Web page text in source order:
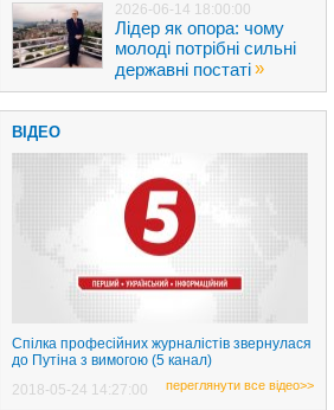
2026-06-14 18:00:00
Лідер як опора: чому
молоді потрібні сильні
державні постаті»
ВІДЕО
Спілка професійних журналістів звернулася
до Путіна з вимогою (5 канал)
2018-05-24 14:27:00
переглянути все відео>>